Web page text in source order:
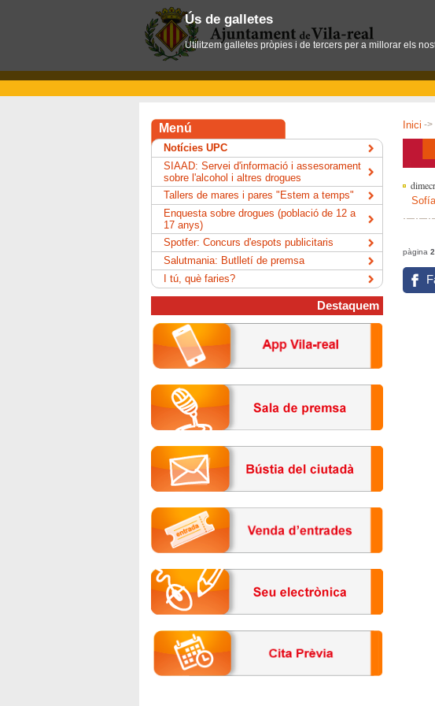
Inici ->
pàgina 2
Menú
Notícies UPC
SIAAD: Servei d'informació i assesorament
sobre l'alcohol i altres drogues
Tallers de mares i pares "Estem a temps"
Enquesta sobre drogues (població de 12 a
17 anys)
Spotfer: Concurs d'espots publicitaris
Salutmania: Butlletí de premsa
I tú, què faries?
Destaquem
Ús de galletes
Utilitzem galletes pròpies i de tercers per a millorar els